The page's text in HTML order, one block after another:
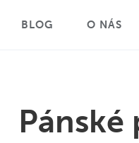
BLOG O NÁS